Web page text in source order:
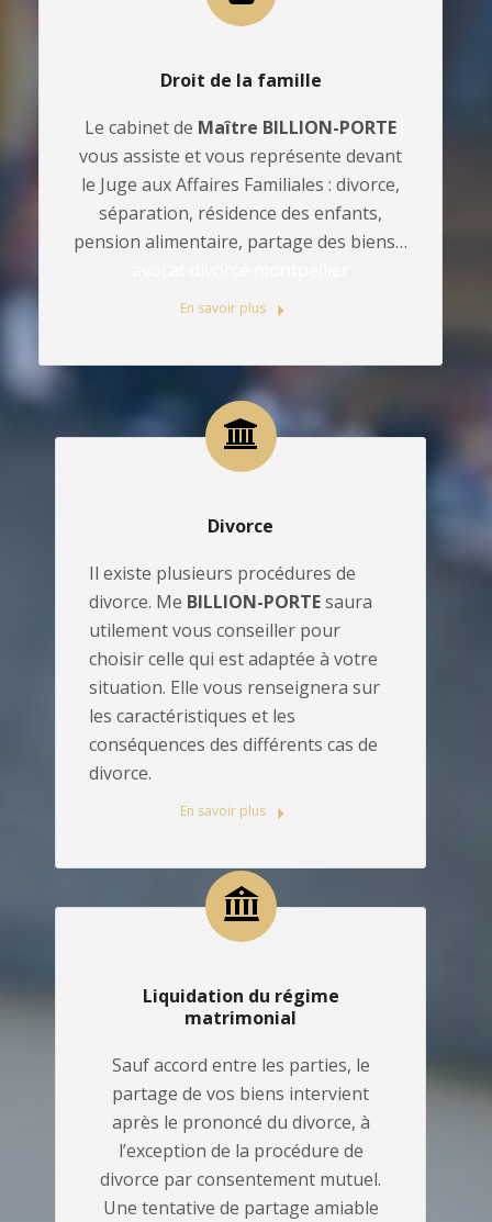
Droit de la famille
Le cabinet de Maître BILLION-PORTE
vous assiste et vous représente devant
le Juge aux Affaires Familiales : divorce,
séparation, résidence des enfants,
pension alimentaire, partage des biens…
En savoir plus
Divorce
Il existe plusieurs procédures de
divorce. Me BILLION-PORTEsaura
utilement vous conseiller pour
choisir celle qui est adaptée à votre
situation. Elle vous renseignera sur
les caractéristiques et les
conséquences des différents cas de
divorce.
En savoir plus
Liquidation du régime
matrimonial
Sauf accord entre les parties, le
partage de vos biens intervient
après le prononcé du divorce, à
l’exception de la procédure de
divorce par consentement mutuel.
Une tentative de partage amiable